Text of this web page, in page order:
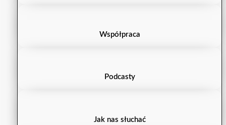
Współpraca
Podcasty
Jak nas słuchać